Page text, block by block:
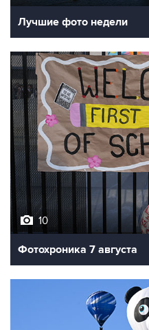
Лучшие фото недели
10
Фотохроника 7 августа